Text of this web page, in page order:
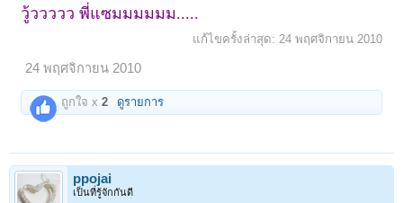
วู้ววววว พี่แซมมมมมม.....
แก้ไขครั้งล่าสุด: 24 พฤศจิกายน 2010
24 พฤศจิกายน 2010
ถูกใจ x2 ดูรายการ
ppojai
เป็นที่รู้จักกันดี